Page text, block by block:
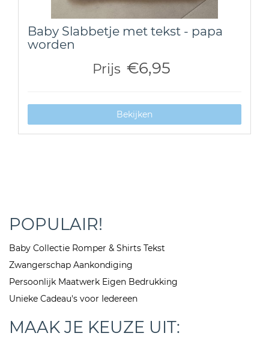
Baby Slabbetje met tekst - papa
worden
Prijs €6,95
Bekijken
POPULAIR!
Baby Collectie Romper & Shirts Tekst
Zwangerschap Aankondiging
Persoonlijk Maatwerk Eigen Bedrukking
Unieke Cadeau's voor Iedereen
MAAK JE KEUZE UIT: